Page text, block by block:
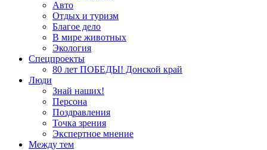
Авто
Отдых и туризм
Благое дело
В мире животных
Экология
Спецпроекты
80 лет ПОБЕДЫ! Донской край
Люди
Знай наших!
Персона
Поздравления
Точка зрения
Экспертное мнение
Между тем